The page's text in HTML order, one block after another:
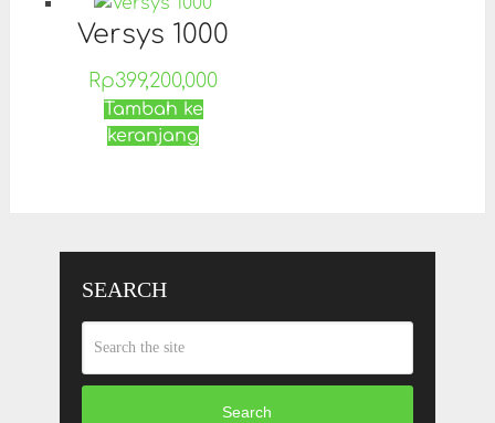
Versys 1000
Rp399,200,000
Tambah ke
keranjang
SEARCH
Search